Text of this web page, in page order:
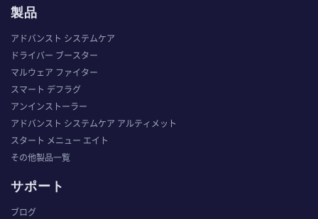
製品
アドバンスト システムケア
ドライバー ブースター
マルウェア ファイター
スマート デフラグ
アンインストーラー
アドバンスト システムケア アルティメット
スタート メニュー エイト
その他製品一覧
サポート
ブログ